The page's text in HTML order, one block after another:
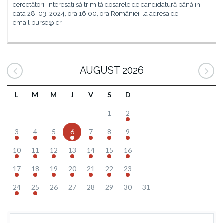
cercetătorii interesați să trimită dosarele de candidatură până în
data 28. 03. 2024, ora 16:00, ora României, la adresa de
email burse@icr.
AUGUST 2026
L M M J V S D
1 2
3 4 5 6 7 8 9
10 11 12 13 14 15 16
17 18 19 20 21 22 23
24 25 26 27 28 29 30 31